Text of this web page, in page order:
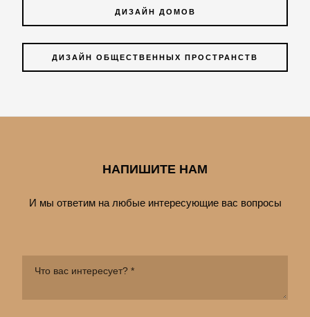
ДИЗАЙН ДОМОВ
ДИЗАЙН ОБЩЕСТВЕННЫХ ПРОСТРАНСТВ
НАПИШИТЕ НАМ
И мы ответим на любые интересующие вас вопросы